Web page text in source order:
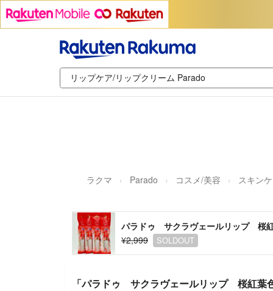
ラクマ Parado コスメ/美容 スキン
パラドゥ サクラヴェールリップ 桜
¥2,999
SOLDOUT
「パラドゥ サクラヴェールリップ 桜紅葉